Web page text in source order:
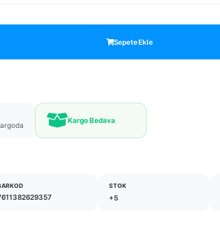
Sepete Ekle
Kargo Bedava
STOK
+5